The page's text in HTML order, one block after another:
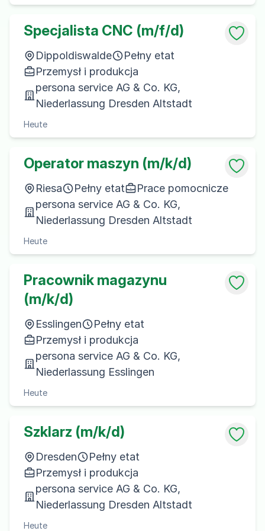
Specjalista CNC (m/f/d)
Dippoldiswalde
Pełny etat
Przemysł i produkcja
persona service AG & Co. KG,
Niederlassung Dresden Altstadt
Heute
Operator maszyn (m/k/d)
Riesa Pełny etat
Prace pomocnicze
persona service AG & Co. KG,
Niederlassung Dresden Altstadt
Heute
Pracownik magazynu
(m/k/d)
Esslingen
Pełny etat
Przemysł i produkcja
persona service AG & Co. KG,
Niederlassung Esslingen
Heute
Szklarz (m/k/d)
Dresden
Pełny etat
Przemysł i produkcja
persona service AG & Co. KG,
Niederlassung Dresden Altstadt
Heute